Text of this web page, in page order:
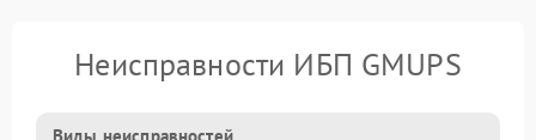
Неисправности ИБП GMUPS